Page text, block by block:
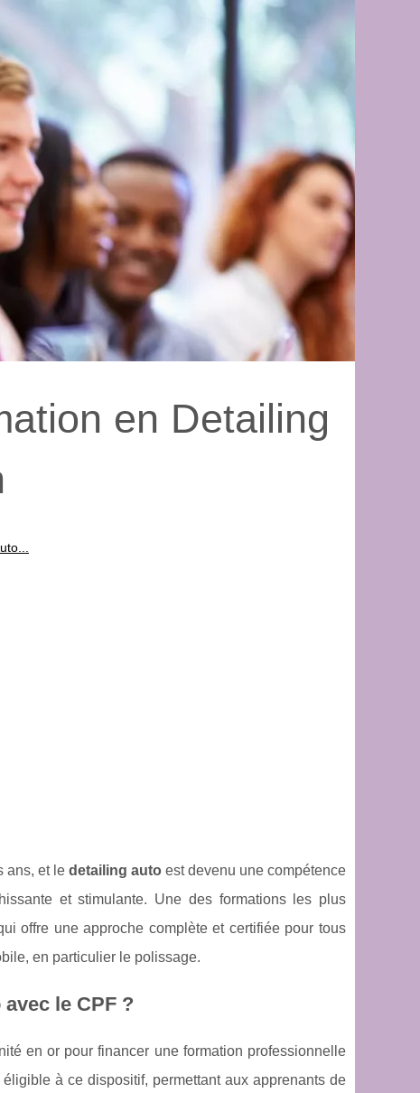
en Detailing
ans, et le detailing autoest devenu une compétence
et stimulante. Une des formations les plus
offre une approche complète et certifiée pour tous
en particulier le polissage.
le CPF ?
en or pour financer une formation professionnelle
à ce dispositif, permettant aux apprenants de